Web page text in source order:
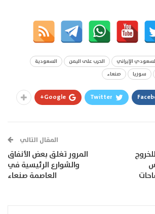
الإيراني الحرب على اليمن
السعودية
سوريا صنعاء
Twitter
Google+
المقال التالي
المرور تغلق بعض الأنفاق
والشوارع الرئيسية في
العاصمة صنعاء